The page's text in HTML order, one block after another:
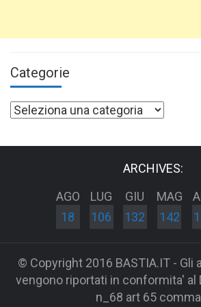
Categorie
Categorie
ARCHIVES:
AGO
18
LUG
106
GIU
132
MAG
142
© Copyright 2016 BASTIA.IT - Gli
vengono riportati in conformita' al
n_68 art 65